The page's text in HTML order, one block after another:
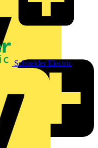
Schneider Electric